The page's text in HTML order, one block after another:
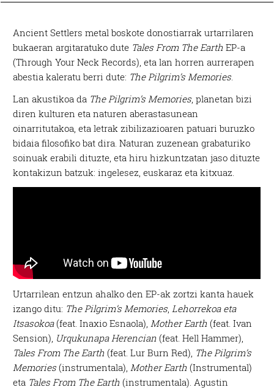
Ancient Settlers metal boskote donostiarrak urtarrilaren
bukaeran argitaratuko dute Tales From The Earth EP-a
(Through Your Neck Records), eta lan horren aurrerapen
abestia kaleratu berri dute: The Pilgrim’s Memories.
Lan akustikoa da The Pilgrim’s Memories, planetan bizi
diren kulturen eta naturen aberastasunean
oinarritutakoa, eta letrak zibilizazioaren patuari buruzko
bidaia filosofiko bat dira. Naturan zuzenean grabaturiko
soinuak erabili dituzte, eta hiru hizkuntzatan jaso dituzte
kontakizun batzuk: ingelesez, euskaraz eta kitxuaz.
Urtarrilean entzun ahalko den EP-ak zortzi kanta hauek
izango ditu: The Pilgrim’s Memories,Lehorrekoa eta
Itsasokoa(feat. Inaxio Esnaola),Mother Earth (feat. Ivan
Sension), Urqukunapa Herencian (feat. Hell Hammer),
Tales From The Earth (feat. Lur Burn Red), The Pilgrim’s
Memories (instrumentala),Mother Earth (Instrumental)
eta Tales From The Earth (instrumentala). Agustin